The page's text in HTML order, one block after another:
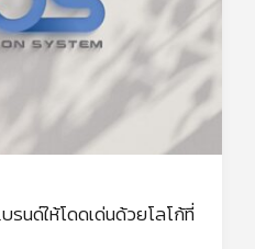
นด์ให้โดดเด่นด้วยโลโก้ที่